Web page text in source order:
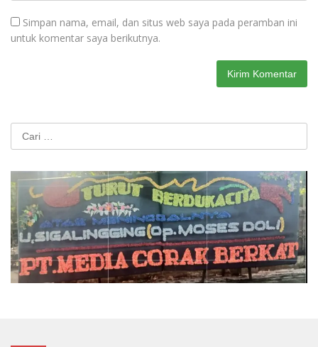
Simpan nama, email, dan situs web saya pada peramban ini
untuk komentar saya berikutnya.
Cari
untuk: